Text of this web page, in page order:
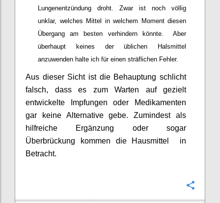
Lungenentzündung droht. Zwar ist noch völlig
unklar, welches Mittel in welchem Moment diesen
Übergang am besten verhindern könnte. Aber
überhaupt keines der üblichen Halsmittel
anzuwenden halte ich für einen sträflichen Fehler.
Aus dieser Sicht ist die Behauptung schlicht
falsch, dass es zum Warten auf gezielt
entwickelte Impfungen oder Medikamenten
gar keine Alternative gebe. Zumindest als
hilfreiche Ergänzung oder sogar
Überbrückung kommen die Hausmittel in
Betracht.